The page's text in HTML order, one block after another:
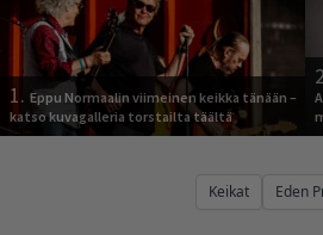
1. Eppu Normaalin viimeinen keikka tänään –
katso kuvagalleria torstailta täältä
Keikat Eden